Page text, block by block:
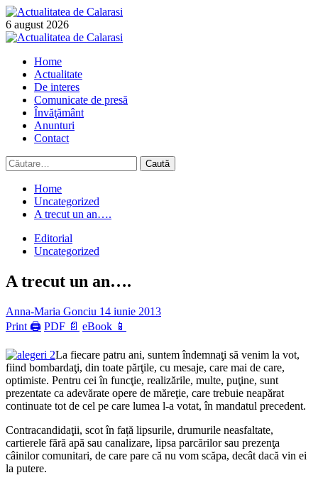
Skip
to
content
6 august 2026
Primary
Home
Actualitate
De interes
Comunicate de presă
Învăţământ
Anunturi
Contact
Caută
după:
Home
Uncategorized
A trecut un an….
Editorial
Uncategorized
A trecut un an….
Anna-Maria Gonciu 14 iunie 2013
Print 🖨 PDF 📄 eBook 📱
La fiecare patru ani, suntem îndemnaţi să venim la vot,
fiind bombardaţi, din toate părţile, cu mesaje, care mai de care,
optimiste. Pentru cei în funcţie, realizările, multe, puţine, sunt
prezentate ca adevărate opere de măreţie, care trebuie neapărat
continuate tot de cel pe care lumea l-a votat, în mandatul precedent.
Contracandidaţii, scot în față lipsurile, drumurile neasfaltate,
cartierele fără apă sau canalizare, lipsa parcărilor sau prezenţa
câinilor comunitari, de care pare că nu vom scăpa, decât dacă vin ei
la putere.